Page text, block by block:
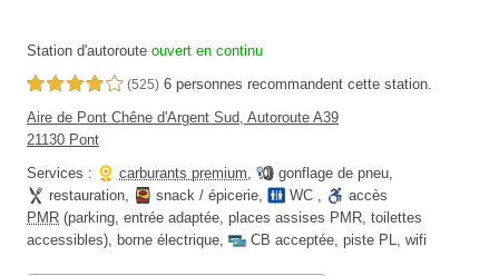
Station d'autoroute ouvert en continu
4,0 étoiles sur 5 (525) 6 personnes recommandent cette station.
Aire de Pont Chêne d'Argent Sud, Autoroute A39
21130 Pont
Services :
carburants premium, gonflage de pneu,
restauration, snack / épicerie, WC ,
accès
PMR (parking, entrée adaptée, places assises PMR, toilettes
accessibles), borne électrique, CB acceptée, piste PL, wifi